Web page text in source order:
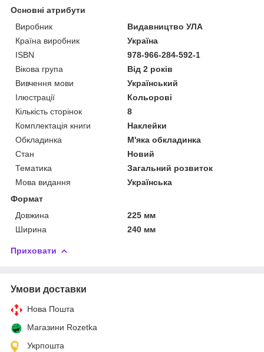
Основні атрибути
Виробник
Видавництво УЛА
Країна виробник
Україна
ISBN
978-966-284-592-1
Вікова група
Від 2 років
Вивчення мови
Український
Ілюстрації
Кольорові
Кількість сторінок
8
Комплектація книги
Наклейки
Обкладинка
М'яка обкладинка
Стан
Новий
Тематика
Загальний розвиток
Мова видання
Українська
Формат
Довжина
225 мм
Ширина
240 мм
Приховати
Умови доставки
Нова Пошта
Магазини Rozetka
Укрпошта